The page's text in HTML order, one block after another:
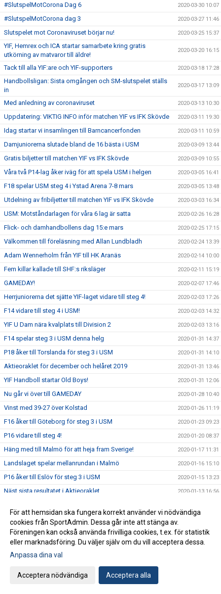
#SlutspelMotCorona Dag 6 2020-03-30 10:07
#SlutspelMotCorona dag 3 2020-03-27 11:46
Slutspelet mot Coronaviruset börjar nu! 2020-03-25 15:37
YIF, Hemrex och ICA startar samarbete kring gratis
utkörning av matvaror till äldre!
2020-03-20 16:15
Tack till alla YIF:are och YIF-supporters 2020-03-18 17:28
Handbollsligan: Sista omgången och SM-slutspelet ställs
in
2020-03-17 13:09
Med anledning av coronaviruset 2020-03-13 10:30
Uppdatering: VIKTIG INFO inför matchen YIF vs IFK Skövde 2020-03-11 19:30
Idag startar vi insamlingen till Barncancerfonden 2020-03-11 10:59
Damjuniorerna slutade bland de 16 bästa i USM 2020-03-09 13:44
Gratis biljetter till matchen YIF vs IFK Skövde 2020-03-09 10:55
Våra två P14-lag åker iväg för att spela USM i helgen 2020-03-05 16:41
F18 spelar USM steg 4 i Ystad Arena 7-8 mars 2020-03-05 13:48
Utdelning av fribiljetter till matchen YIF vs IFK Skövde 2020-03-03 16:34
USM: Motståndarlagen för våra 6 lag är satta 2020-02-26 16:28
Flick- och damhandbollens dag 15:e mars 2020-02-25 17:15
Välkommen till föreläsning med Allan Lundbladh 2020-02-24 13:39
Adam Wennerholm från YIF till HK Aranäs 2020-02-14 10:00
Fem killar kallade till SHF:s riksläger 2020-02-11 15:19
GAMEDAY! 2020-02-07 17:46
Herrjuniorerna det sjätte YIF-laget vidare till steg 4! 2020-02-03 17:26
F14 vidare till steg 4 i USM! 2020-02-03 14:32
YIF U Dam nära kvalplats till Division 2 2020-02-03 13:16
F14 spelar steg 3 i USM denna helg 2020-01-31 14:37
P18 åker till Torslanda för steg 3 i USM 2020-01-31 14:10
Aktieoraklet för december och helåret 2019 2020-01-31 13:46
YIF Handboll startar Old Boys! 2020-01-31 12:06
Nu går vi över till GAMEDAY 2020-01-28 10:40
Vinst med 39-27 över Kolstad 2020-01-26 11:19
F16 åker till Göteborg för steg 3 i USM 2020-01-23 09:23
P16 vidare till steg 4! 2020-01-20 08:37
Häng med till Malmö för att heja fram Sverige! 2020-01-17 11:31
Landslaget spelar mellanrundan i Malmö 2020-01-16 15:10
P16 åker till Eslöv för steg 3 i USM 2020-01-15 13:23
Näst sista resultatet i Aktieoraklet 2020-01-13 16:56
Bägge P14-lagen blev gruppettor i USM steg 3
Sex YIF-pågar kallade till träningsdag med U18-landslaget 2020-01-10 16:09
Idag startar EM2020! 2020-01-09 16:50
Två YIF:are till landslagsläger med U20-landslaget
USM: Tre grupper avgörs i Ystad Arena kommande helg
För att hemsidan ska fungera korrekt använder vi nödvändiga
cookies från SportAdmin. Dessa går inte att stänga av.
Föreningen kan också använda frivilliga cookies, t.ex. för statistik
eller marknadsföring. Du väljer själv om du vill acceptera dessa.
Anpassa dina val
Acceptera nödvändiga Acceptera alla